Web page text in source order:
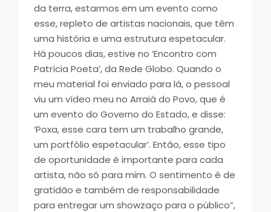
da terra, estarmos em um evento como
esse, repleto de artistas nacionais, que têm
uma história e uma estrutura espetacular.
Há poucos dias, estive no ‘Encontro com
Patrícia Poeta’, da Rede Globo. Quando o
meu material foi enviado para lá, o pessoal
viu um vídeo meu no Arraiá do Povo, que é
um evento do Governo do Estado, e disse:
‘Poxa, esse cara tem um trabalho grande,
um portfólio espetacular’. Então, esse tipo
de oportunidade é importante para cada
artista, não só para mim. O sentimento é de
gratidão e também de responsabilidade
para entregar um showzaço para o público”,